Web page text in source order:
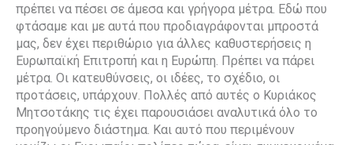
πρέπει να πέσει σε άμεσα και γρήγορα μέτρα. Εδώ που
φτάσαμε και με αυτά που προδιαγράφονται μπροστά
μας, δεν έχει περιθώριο για άλλες καθυστερήσεις η
Ευρωπαϊκή Επιτροπή και η Ευρώπη. Πρέπει να πάρει
μέτρα. Οι κατευθύνσεις, οι ιδέες, το σχέδιο, οι
προτάσεις, υπάρχουν. Πολλές από αυτές ο Κυριάκος
Μητσοτάκης τις έχει παρουσιάσει αναλυτικά όλο το
προηγούμενο διάστημα. Και αυτό που περιμένουν